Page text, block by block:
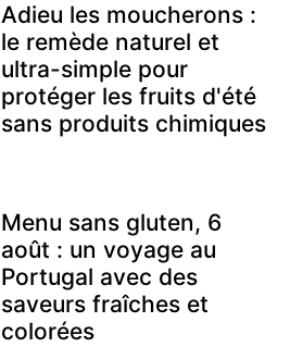
Adieu les moucherons :
le remède naturel et
ultra-simple pour
protéger les fruits d'été
sans produits chimiques
Menu sans gluten, 6
août : un voyage au
Portugal avec des
saveurs fraîches et
colorées